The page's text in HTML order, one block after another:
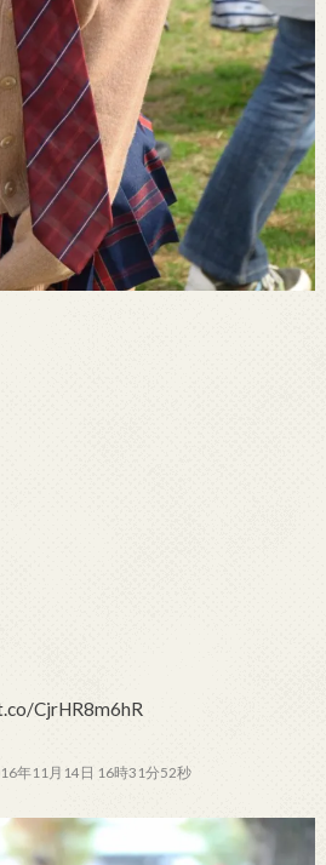
CjrHR8m6hR
年11月14日 16時31分52秒